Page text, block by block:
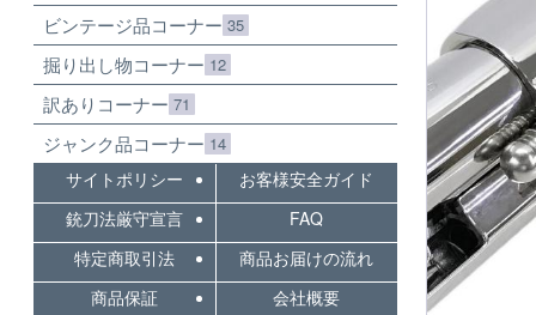
ビンテージ品コーナー 35
掘り出し物コーナー 12
訳ありコーナー 71
ジャンク品コーナー 14
サイトポリシー
お客様安全ガイド
銃刀法厳守宣言
FAQ
特定商取引法
商品お届けの流れ
商品保証
会社概要